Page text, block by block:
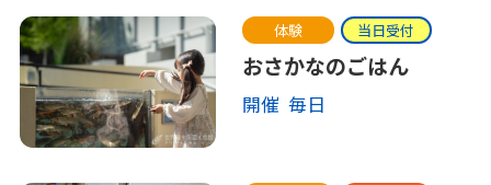
体験 当日受付
おさかなのごはん
開催 毎日